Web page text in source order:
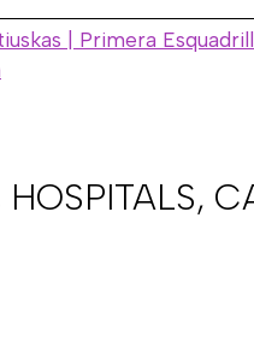
| Primera
HOSPITALS,